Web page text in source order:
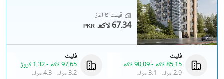
قیمت کا آغاز
PKR 67.34 لاکھ
فلیٹ
85.15 لاکھ
-90.09 لاکھ
2.9 مرلہ
- 3.1 مرلہ
فلیٹ
97.65 لاکھ
-1.32 کروڑ
3.2 مرلہ
-4.3 مرلہ